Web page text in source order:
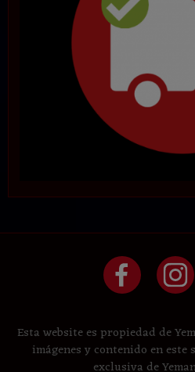
Esta website es propiedad de
imágenes y contenido en
exclusiva de